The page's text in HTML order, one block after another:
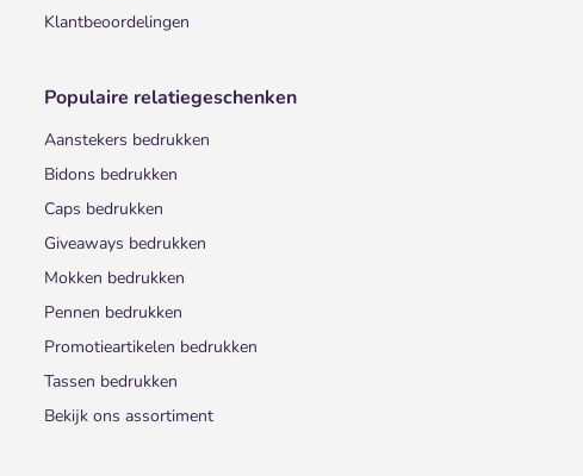
Klantbeoordelingen
Populaire relatiegeschenken
Aanstekers bedrukken
Bidons bedrukken
Caps bedrukken
Giveaways bedrukken
Mokken bedrukken
Pennen bedrukken
Promotieartikelen bedrukken
Tassen bedrukken
Bekijk ons assortiment